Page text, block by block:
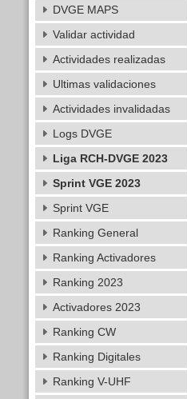
DVGE MAPS
Validar actividad
Actividades realizadas
Ultimas validaciones
Actividades invalidadas
Logs DVGE
Liga RCH-DVGE 2023
Sprint VGE 2023
Sprint VGE
Ranking General
Ranking Activadores
Ranking 2023
Activadores 2023
Ranking CW
Ranking Digitales
Ranking V-UHF